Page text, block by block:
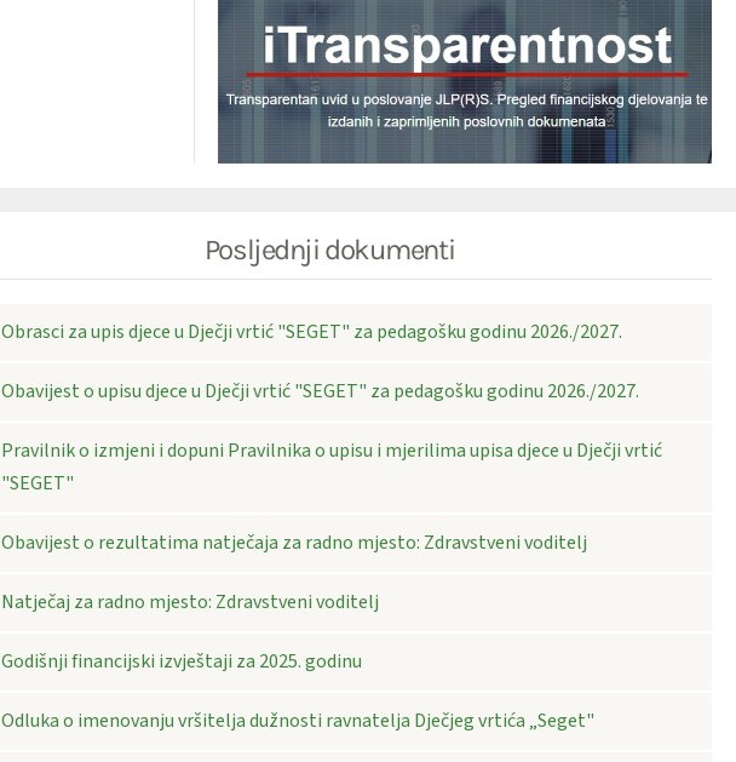
Posljednji dokumenti
Obrasci za upis djece u Dječji vrtić "SEGET" za pedagošku godinu 2026./2027.
Obavijest o upisu djece u Dječji vrtić "SEGET" za pedagošku godinu 2026./2027.
Pravilnik o izmjeni i dopuni Pravilnika o upisu i mjerilima upisa djece u Dječji vrtić
"SEGET"
Obavijest o rezultatima natječaja za radno mjesto: Zdravstveni voditelj
Natječaj za radno mjesto: Zdravstveni voditelj
Godišnji financijski izvještaji za 2025. godinu
Odluka o imenovanju vršitelja dužnosti ravnatelja Dječjeg vrtića „Seget"